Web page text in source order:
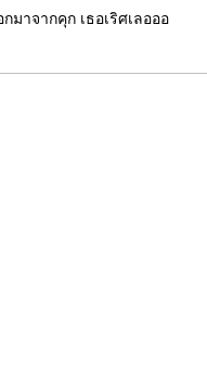
าจากคุก เธอเริศเลอออ